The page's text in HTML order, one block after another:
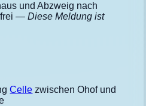
und Abzweig nach
frei— Diese Meldung ist
Celle zwischen Ohof und